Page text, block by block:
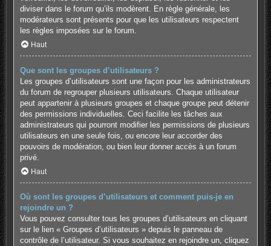
diviser dans le forum qu’ils modèrent. En règle générale, les
modérateurs sont présents pour que les utilisateurs respectent
les règles imposées sur le forum.
Haut
Que sont les groupes d’utilisateurs ?
Les groupes d’utilisateurs sont une façon pour les administrateurs
du forum de regrouper plusieurs utilisateurs. Chaque utilisateur
peut appartenir à plusieurs groupes et chaque groupe peut détenir
des permissions individuelles. Ceci facilite les tâches aux
administrateurs qui pourront modifier les permissions de plusieurs
utilisateurs en une seule fois, ou encore leur accorder des
pouvoirs de modération, ou bien leur donner accès à un forum
privé.
Haut
Où sont les groupes d’utilisateurs et comment puis-je en
rejoindre un ?
Vous pouvez consulter tous les groupes d’utilisateurs en cliquant
sur le lien « Groupes d’utilisateurs » depuis le panneau de
contrôle de l’utilisateur. Si vous souhaitez en rejoindre un, cliquez